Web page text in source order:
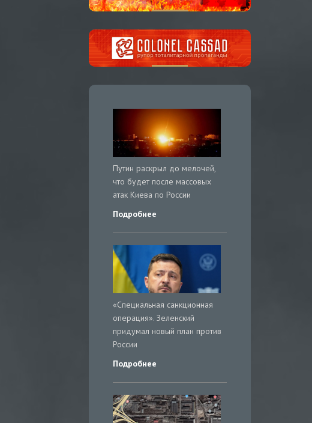
Путин раскрыл до мелочей,
что будет после массовых
атак Киева по России
Подробнее
«Специальная санкционная
операция». Зеленский
придумал новый план против
России
Подробнее